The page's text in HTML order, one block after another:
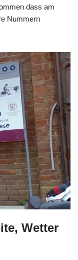
dass am
Nummern
Wetter